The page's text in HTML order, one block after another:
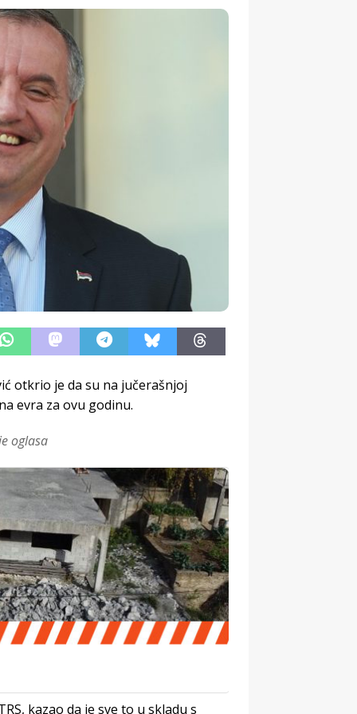
otkrio je da su na jučerašnjoj
evra za ovu godinu.
oglasa
kazao da je sve to u skladu s